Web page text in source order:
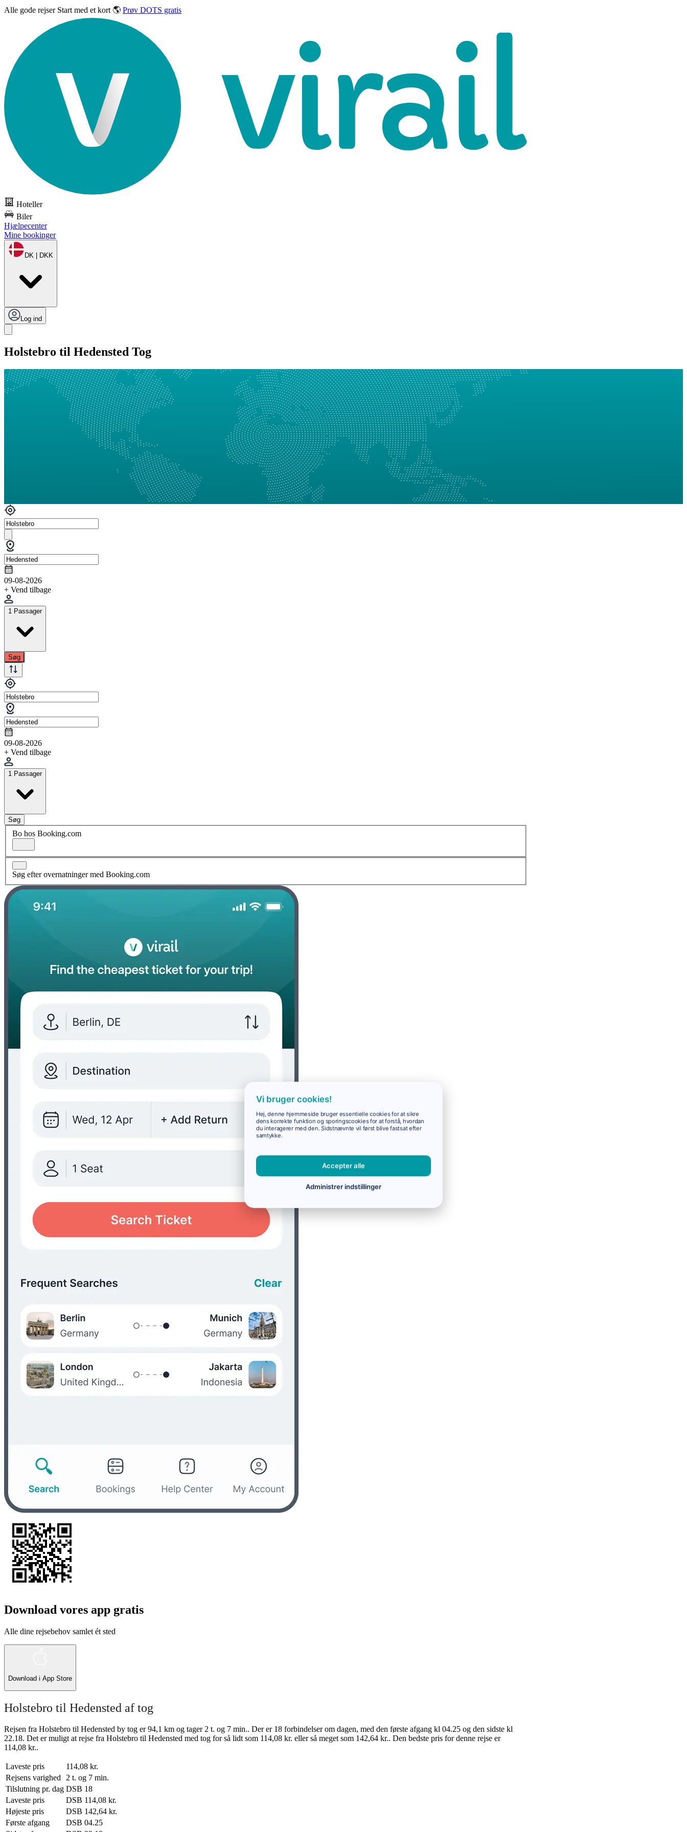
Alle gode rejser Start med et kort 🌎 Prøv DOTS gratis
Hoteller
Biler
Hjælpecenter
Mine bookinger
DK | DKK
Log ind
Holstebro til Hedensted Tog
09-08-2026
+ Vend tilbage
1 Passager
Søg
09-08-2026
+ Vend tilbage
1 Passager
Søg
Bo hos Booking.com
Søg efter overnatninger med Booking.com
Download vores app gratis
Alle dine rejsebehov samlet ét sted
Download i App Store
Holstebro til Hedensted af tog
Rejsen fra Holstebro til Hedensted by tog er 94,1 km og tager 2 t. og 7 min.. Der er 18 forbindelser om dagen, med den første afgang kl 04.25 og den sidste kl
22.18. Det er muligt at rejse fra Holstebro til Hedensted med tog for så lidt som 114,08 kr. eller så meget som 142,64 kr.. Den bedste pris for denne rejse er
114,08 kr..
Laveste pris
114,08 kr.
Rejsens varighed 2 t. og 7 min.
Tilslutning pr. dag DSB 18
Laveste pris
DSB 114,08 kr.
Højeste pris
DSB 142,64 kr.
Første afgang
DSB 04.25
Vi bruger cookies!
Hej, denne hjemmeside bruger essentielle cookies for at sikre
dens korrekte funktion og sporingscookies for at forstå, hvordan
du interagerer med den. Sidstnævnte vil først blive fastsat efter
samtykke.
Accepter alle
Administrer indstillinger